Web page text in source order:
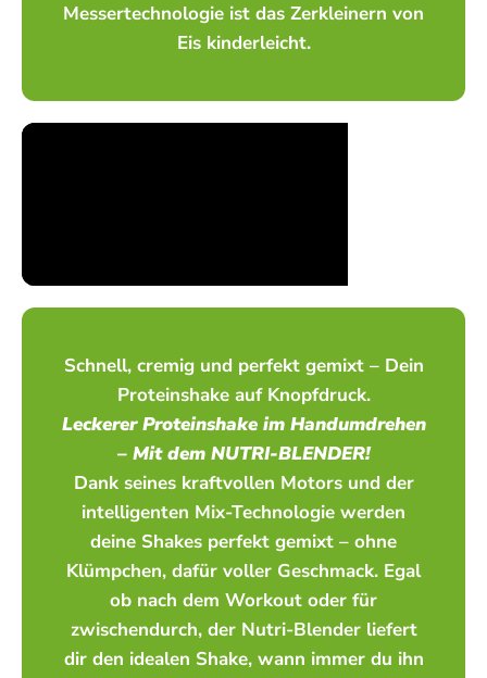
Messertechnologie ist das Zerkleinern von
Eis kinderleicht.
Schnell, cremig und perfekt gemixt – Dein
Proteinshake auf Knopfdruck.
Leckerer Proteinshake im Handumdrehen
– Mit dem NUTRI-BLENDER!
Dank seines kraftvollen Motors und der
intelligenten Mix-Technologie werden
deine Shakes perfekt gemixt – ohne
Klümpchen, dafür voller Geschmack. Egal
ob nach dem Workout oder für
zwischendurch, der Nutri-Blender liefert
dir den idealen Shake, wann immer du ihn